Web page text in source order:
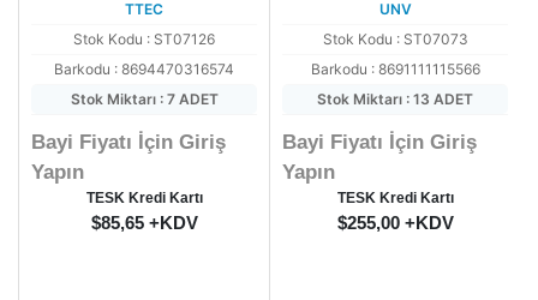
TTEC
Stok Kodu : ST07126
Barkodu : 8694470316574
Stok Miktarı : 7 ADET
Bayi Fiyatı İçin Giriş
Yapın
TESK Kredi Kartı
$85,65 +KDV
UNV
Stok Kodu : ST07073
Barkodu : 8691111115566
Stok Miktarı : 13 ADET
Bayi Fiyatı İçin Giriş
Yapın
TESK Kredi Kartı
$255,00 +KDV